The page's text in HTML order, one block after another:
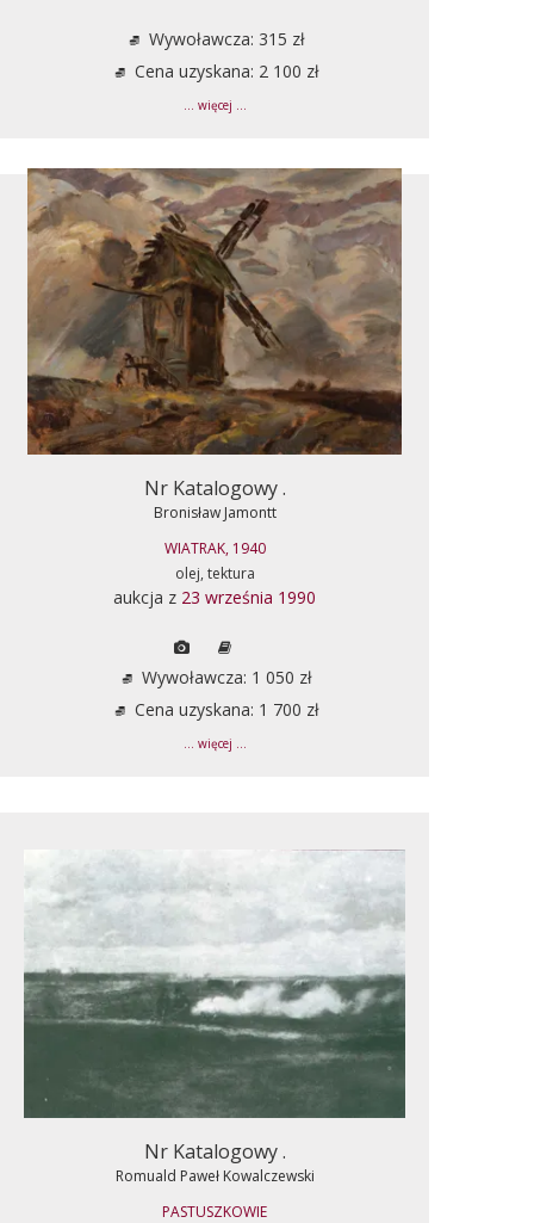
Wywoławcza: 315 zł
Cena uzyskana: 2 100 zł
... więcej ...
Nr Katalogowy .
Bronisław Jamontt
WIATRAK, 1940
olej, tektura
aukcja z 23 września 1990
Wywoławcza: 1 050 zł
Cena uzyskana: 1 700 zł
... więcej ...
Nr Katalogowy .
Romuald Paweł Kowalczewski
PASTUSZKOWIE